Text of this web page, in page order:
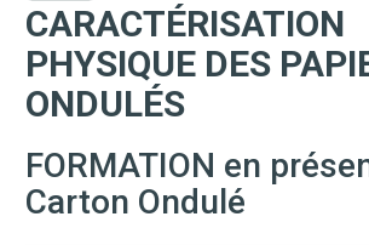
CARACTÉRISATION
PHYSIQUE DES
ONDULÉS
FORMATION en
Carton Ondulé